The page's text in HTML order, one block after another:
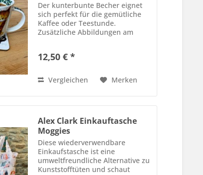
Der kunterbunte Becher eignet
sich perfekt für die gemütliche
Kaffee oder Teestunde.
Zusätzliche Abbildungen am
Bone China Geeignet für den
Mikrowelle...
12,50 € *
Vergleichen Merken
Alex Clark Einkauftasche
Moggies
Diese wiederverwendbare
Einkaufstasche ist eine
umweltfreundliche Alternative zu
Kunststofftüten und schaut